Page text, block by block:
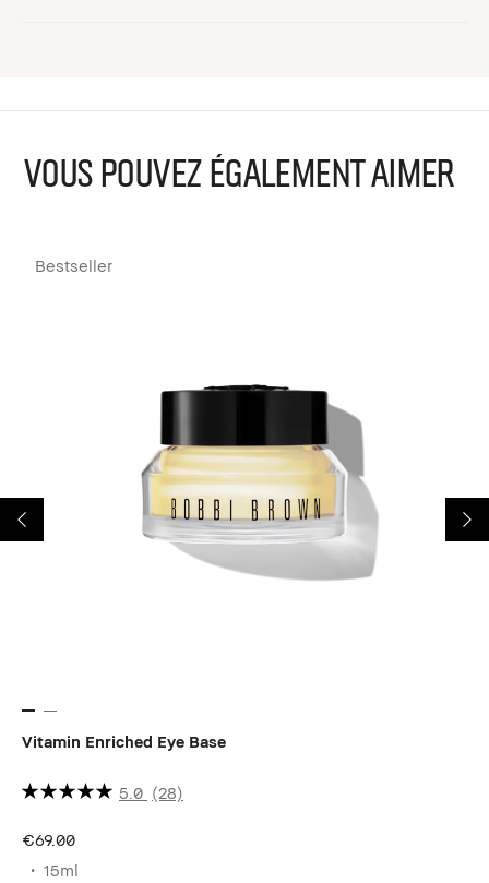
VOUS POUVEZ ÉGALEMENT AIMER
Bestseller
Vitamin Enriched Eye Base
5.0 (28)
€69.00
15ml